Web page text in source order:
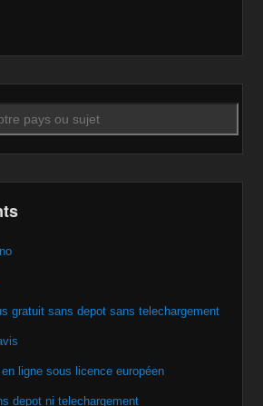
gratuit sans depot sans telechargement
ligne sous licence européen
depot ni telechargement